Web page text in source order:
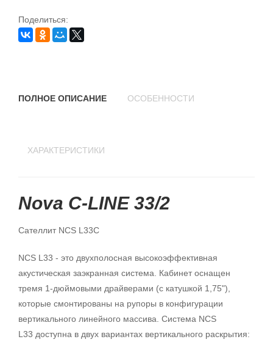
Поделиться:
ПОЛНОЕ ОПИСАНИЕ ОСОБЕННОСТИ
ХАРАКТЕРИСТИКИ
Nova C-LINE 33/2
Сателлит NCS L33C
NCS L33 - это двухполосная высокоэффективная
акустическая заэкранная система. Кабинет оснащен
тремя 1-дюймовыми драйверами (с катушкой 1,75"),
которые смонтированы на рупоры в конфигурации
вертикального линейного массива. Система NCS
L33 доступна в двух вариантах вертикального раскрытия: